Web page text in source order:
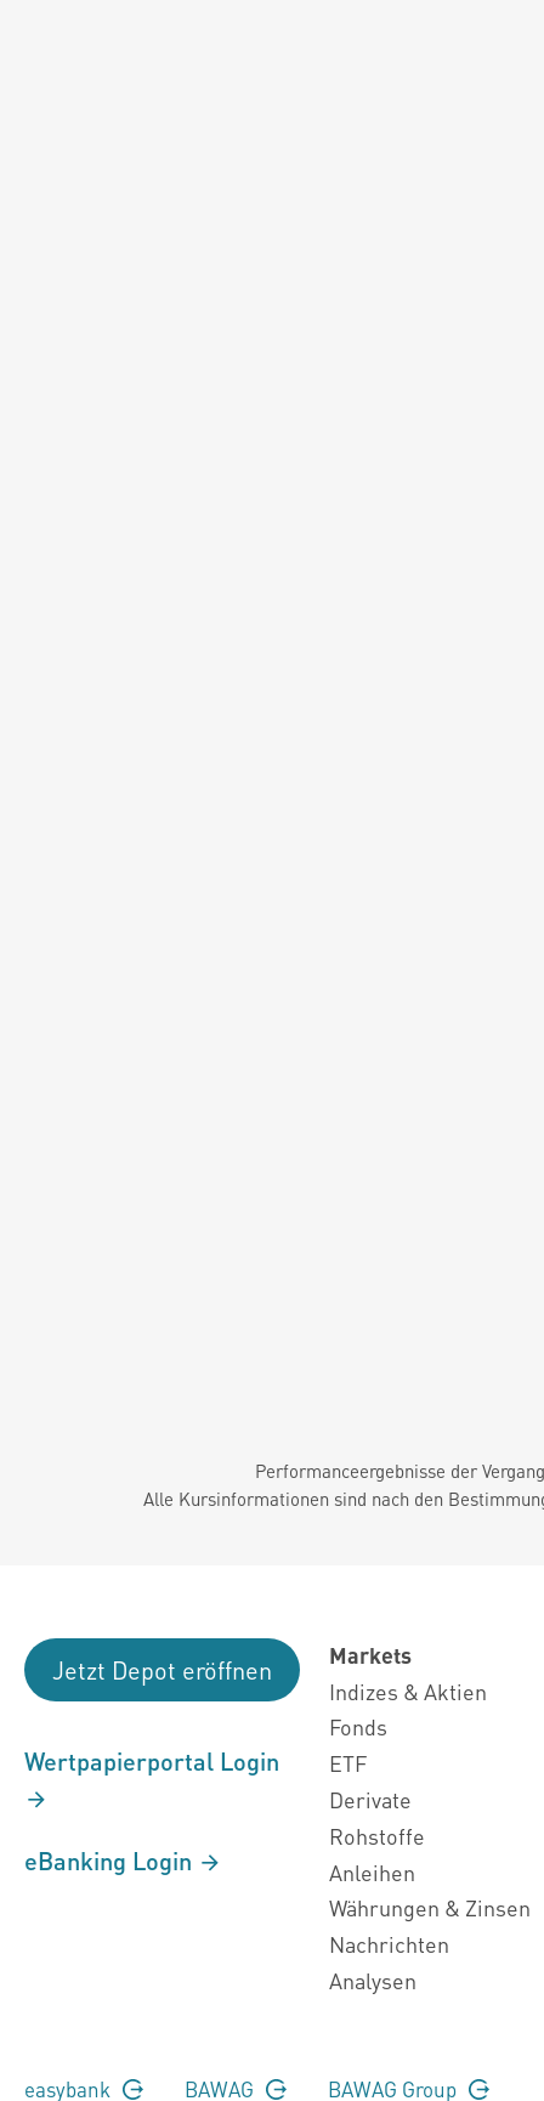
Performanceergebnisse der
Alle Kursinformationen sind nach den
Jetzt Depot eröffnen
Wertpapierportal Login
eBanking Login
Markets
Indizes & Aktien
Fonds
ETF
Derivate
Rohstoffe
Anleihen
Währungen & Zinsen
Nachrichten
Analysen
easybank BAWAG BAWAG Group